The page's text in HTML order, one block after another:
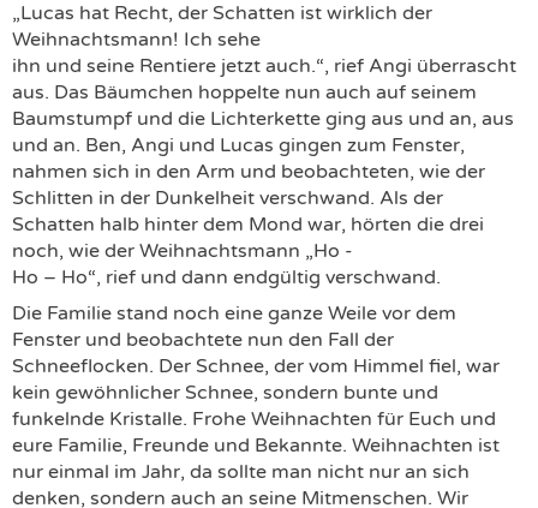
„Lucas hat Recht, der Schatten ist wirklich der
Weihnachtsmann! Ich sehe
ihn und seine Rentiere jetzt auch.“, rief Angi überrascht
aus. Das Bäumchen hoppelte nun auch auf seinem
Baumstumpf und die Lichterkette ging aus und an, aus
und an. Ben, Angi und Lucas gingen zum Fenster,
nahmen sich in den Arm und beobachteten, wie der
Schlitten in der Dunkelheit verschwand. Als der
Schatten halb hinter dem Mond war, hörten die drei
noch, wie der Weihnachtsmann „Ho -
Ho – Ho“, rief und dann endgültig verschwand.
Die Familie stand noch eine ganze Weile vor dem
Fenster und beobachtete nun den Fall der
Schneeflocken. Der Schnee, der vom Himmel fiel, war
kein gewöhnlicher Schnee, sondern bunte und
funkelnde Kristalle. Frohe Weihnachten für Euch und
eure Familie, Freunde und Bekannte. Weihnachten ist
nur einmal im Jahr, da sollte man nicht nur an sich
denken, sondern auch an seine Mitmenschen. Wir